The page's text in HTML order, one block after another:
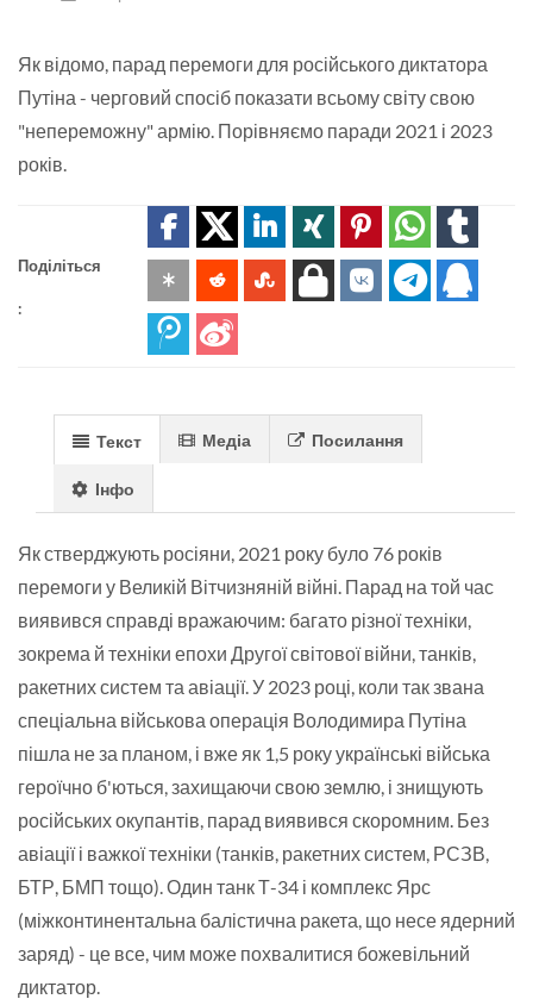
Як відомо, парад перемоги для російського диктатора
Путіна - черговий спосіб показати всьому світу свою
"непереможну" армію. Порівняємо паради 2021 і 2023
років.
Поділіться
:
Текст Медіа Посилання
Інфо
Як стверджують росіяни, 2021 року було 76 років
перемоги у Великій Вітчизняній війні. Парад на той час
виявився справді вражаючим: багато різної техніки,
зокрема й техніки епохи Другої світової війни, танків,
ракетних систем та авіації. У 2023 році, коли так звана
спеціальна військова операція Володимира Путіна
пішла не за планом, і вже як 1,5 року українські війська
героїчно б'ються, захищаючи свою землю, і знищують
російських окупантів, парад виявився скоромним. Без
авіації і важкої техніки (танків, ракетних систем, РСЗВ,
БТР, БМП тощо). Один танк Т-34 і комплекс Ярс
(міжконтинентальна балістична ракета, що несе ядерний
заряд) - це все, чим може похвалитися божевільний
диктатор.